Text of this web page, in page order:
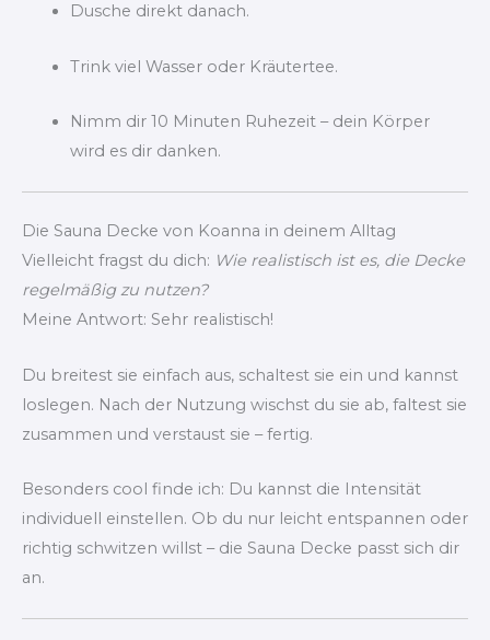
Dusche direkt danach.
Trink viel Wasser oder Kräutertee.
Nimm dir 10 Minuten Ruhezeit – dein Körper
wird es dir danken.
Die Sauna Decke von Koanna in deinem Alltag
Vielleicht fragst du dich: Wie realistisch ist es, die Decke
regelmäßig zu nutzen?
Meine Antwort: Sehr realistisch!
Du breitest sie einfach aus, schaltest sie ein und kannst
loslegen. Nach der Nutzung wischst du sie ab, faltest sie
zusammen und verstaust sie – fertig.
Besonders cool finde ich: Du kannst die Intensität
individuell einstellen. Ob du nur leicht entspannen oder
richtig schwitzen willst – die Sauna Decke passt sich dir
an.